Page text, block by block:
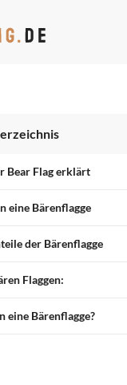
Bear Flag erklärt
eine Bärenflagge
der Bärenflagge
Flaggen:
eine Bärenflagge?